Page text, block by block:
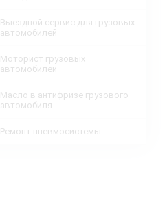
Выездной сервис для грузовых
автомобилей
Моторист грузовых
автомобилей
Масло в антифризе грузового
автомобиля
Ремонт пневмосистемы